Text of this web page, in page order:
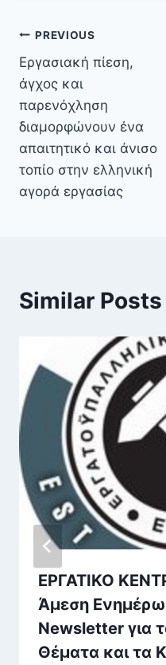
PREVIOUS
Εργασιακή πίεση,
άγχος και
παρενόχληση
διαμορφώνουν ένα
απαιτητικό και άνισο
τοπίο στην ελληνική
αγορά εργασίας
Similar Posts
ΕΡΓΑΤΙΚΟ
Άμεση
Newsletter για
Θέματα και τα